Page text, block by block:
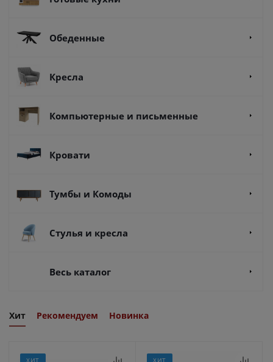
Обеденные
Кресла
Компьютерные и письменные
Кровати
Тумбы и Комоды
Стулья и кресла
Весь каталог
Хит Рекомендуем Новинка
ХИТ ХИТ